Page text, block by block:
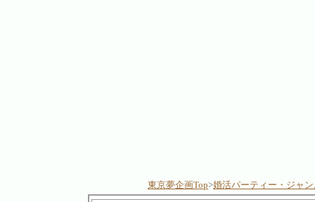
東京夢企画Top>婚活パーティー・ジャ